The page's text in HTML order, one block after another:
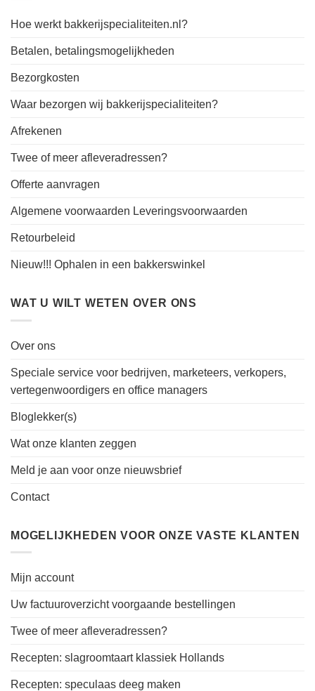
Hoe werkt bakkerijspecialiteiten.nl?
Betalen, betalingsmogelijkheden
Bezorgkosten
Waar bezorgen wij bakkerijspecialiteiten?
Afrekenen
Twee of meer afleveradressen?
Offerte aanvragen
Algemene voorwaarden Leveringsvoorwaarden
Retourbeleid
Nieuw!!! Ophalen in een bakkerswinkel
WAT U WILT WETEN OVER ONS
Over ons
Speciale service voor bedrijven, marketeers, verkopers,
vertegenwoordigers en office managers
Bloglekker(s)
Wat onze klanten zeggen
Meld je aan voor onze nieuwsbrief
Contact
MOGELIJKHEDEN VOOR ONZE VASTE KLANTEN
Mijn account
Uw factuuroverzicht voorgaande bestellingen
Twee of meer afleveradressen?
Recepten: slagroomtaart klassiek Hollands
Recepten: speculaas deeg maken